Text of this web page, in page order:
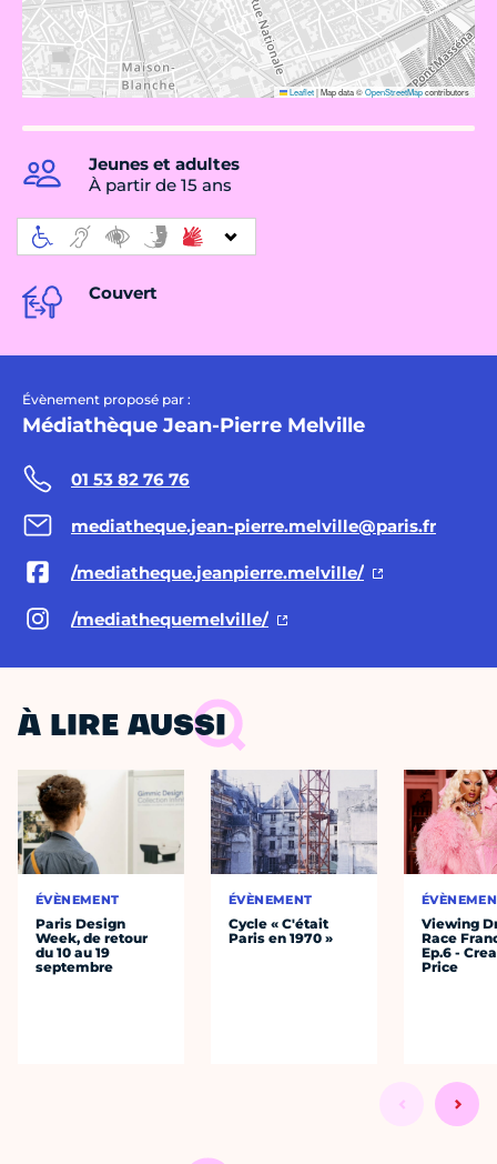
Leaflet|Map data ©OpenStreetMapcontributors
Jeunes et adultes
À partir de 15 ans
Couvert
Évènement proposé par :
Médiathèque Jean-Pierre Melville
01 53 82 76 76
mediatheque.jean-pierre.melville@paris.fr
/mediatheque.jeanpierre.melville/
/mediathequemelville/
À LIRE AUSSI
ÉVÈNEMENT
Paris Design
Week, de retour
du 10 au 19
septembre
ÉVÈNEMENT
Cycle « C'était
Paris en 1970 »
Viewing
Race
Ep.6 -
Price